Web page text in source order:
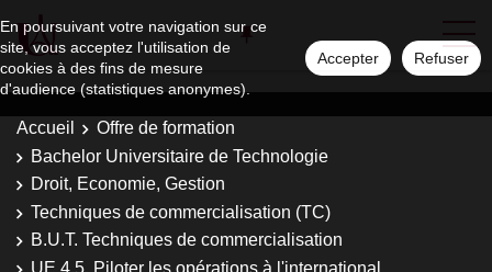
En poursuivant votre navigation sur ce
site, vous acceptez l'utilisation de
cookies à des fins de mesure
d'audience (statistiques anonymes).
Accepter Refuser
Accueil
Offre de formation
Bachelor Universitaire de Technologie
Droit, Economie, Gestion
Techniques de commercialisation (TC)
B.U.T. Techniques de commercialisation
UE 4.5. Piloter les opérations à l'international